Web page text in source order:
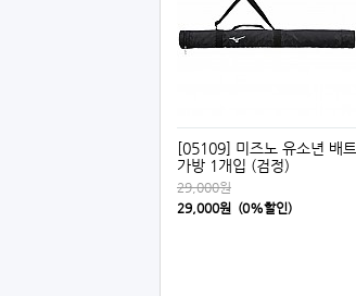
[05109] 미즈노 유소년 배트
가방 1개입 (검정)
29,000원
29,000원 (0%할인)